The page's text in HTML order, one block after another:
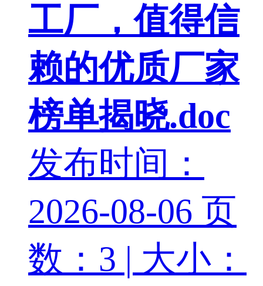
工厂，值得信
赖的优质厂家
榜单揭晓.doc
发布时间：
2026-08-06 页
数：3 | 大小：